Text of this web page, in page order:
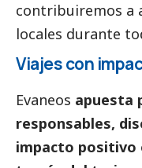
contribuiremos a
locales durante
Viajes con
Evaneos apuesta
responsables,
impacto positivo